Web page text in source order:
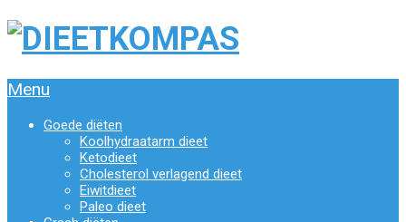
Menu
Goede diëten
Koolhydraatarm dieet
Ketodieet
Cholesterol verlagend dieet
Eiwitdieet
Paleo dieet